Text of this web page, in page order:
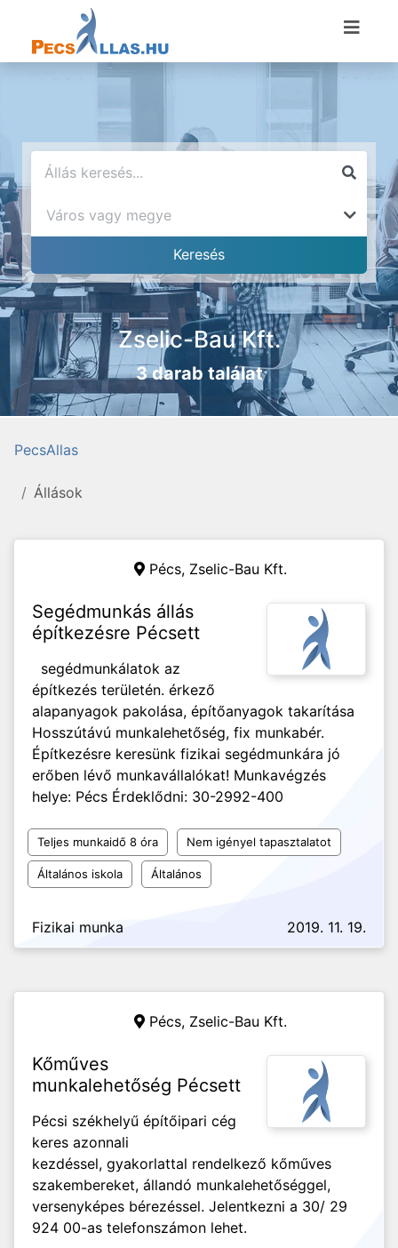
Zselic-Bau Kft.
3 darab találat
PecsAllas
Állások
Pécs, Zselic-Bau Kft.
Segédmunkás állás
építkezésre Pécsett
segédmunkálatok az
építkezés területén. érkező
alapanyagok pakolása, építőanyagok takarítása
Hosszútávú munkalehetőség, fix munkabér.
Építkezésre keresünk fizikai segédmunkára jó
erőben lévő munkavállalókat! Munkavégzés
helye: Pécs Érdeklődni: 30-2992-400
Teljes munkaidő 8 óra Nem igényel tapasztalatot
Általános iskola Általános
Fizikai munka 2019. 11. 19.
Pécs, Zselic-Bau Kft.
Kőműves
munkalehetőség Pécsett
Pécsi székhelyű építőipari cég
keres azonnali
kezdéssel, gyakorlattal rendelkező kőműves
szakembereket, állandó munkalehetőséggel,
versenyképes bérezéssel. Jelentkezni a 30/ 29
924 00-as telefonszámon lehet.